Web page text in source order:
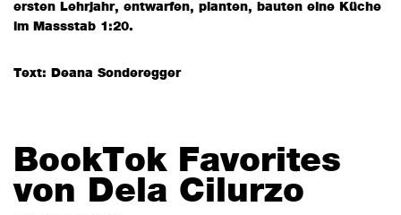
ersten Lehrjahr, entwarfen, planten, bauten eine Küche
im Massstab 1:20.
Text: Deana Sonderegger
BookTok Favorites
von Dela Cilurzo